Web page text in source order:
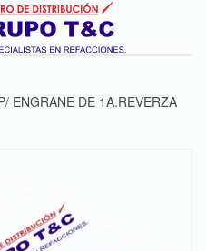
ENGRANE DE 1A.REVERZA